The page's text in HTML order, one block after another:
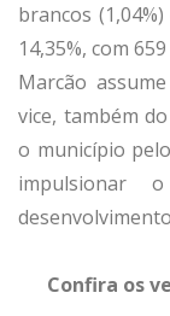
brancos
14,35%, com
Marcão
vice, também
o município
impulsionar
Confira os